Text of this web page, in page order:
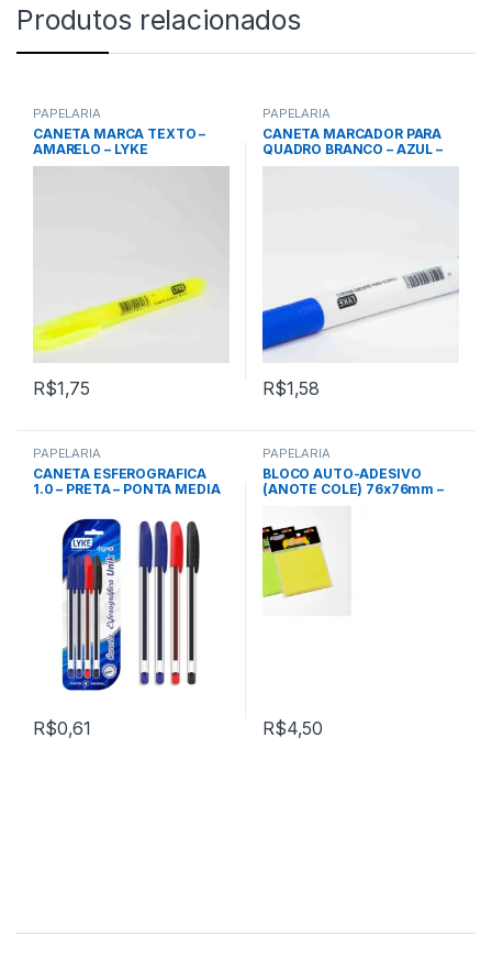
Produtos relacionados
PAPELARIA
CANETA MARCA TEXTO –
AMARELO – LYKE
R$1,75
PAPELARIA
CANETA MARCADOR PARA
QUADRO BRANCO – AZUL –
LYKE
R$1,58
PAPELARIA
CANETA ESFEROGRAFICA
1.0 – PRETA – PONTA MEDIA
R$0,61
PAPELARIA
BLOCO AUTO-ADESIVO
(ANOTE COLE) 76x76mm –
R$4,50